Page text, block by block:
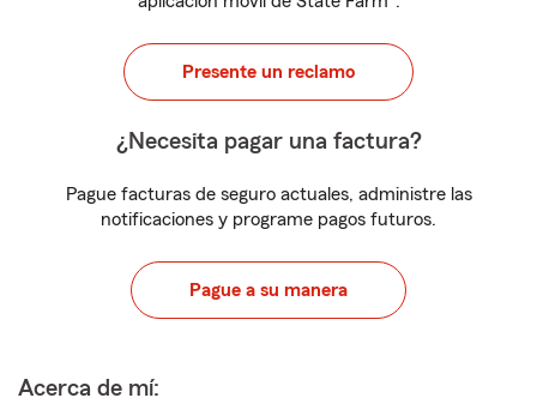
Presente un reclamo
¿Necesita pagar una factura?
Pague facturas de seguro actuales, administre las
notificaciones y programe pagos futuros.
Pague a su manera
Acerca de mí: